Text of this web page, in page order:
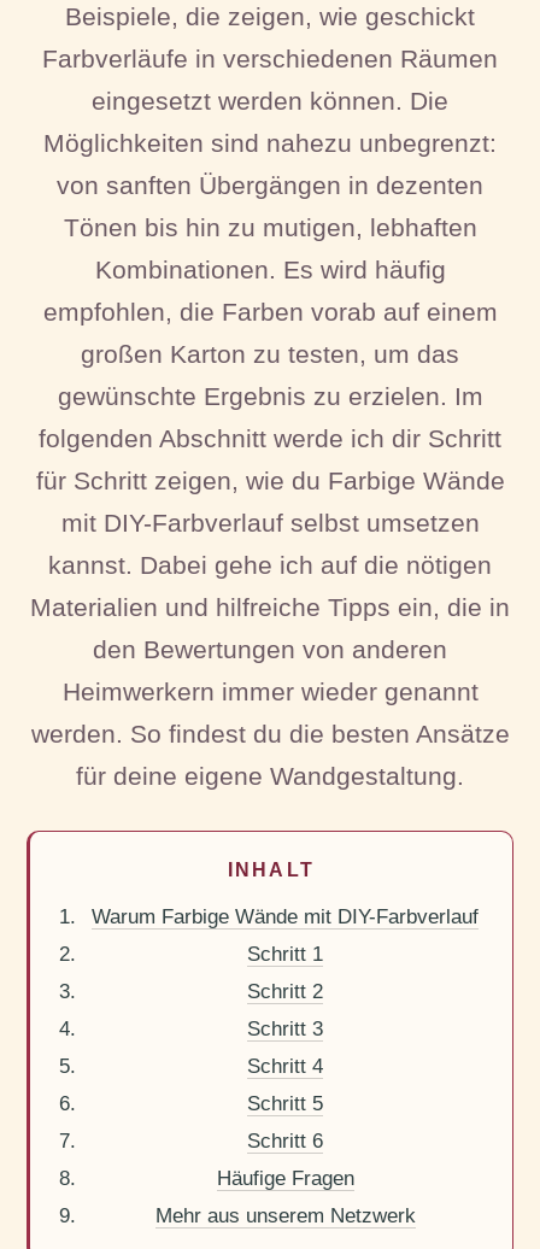
Beispiele, die zeigen, wie geschickt
Farbverläufe in verschiedenen Räumen
eingesetzt werden können. Die
Möglichkeiten sind nahezu unbegrenzt:
von sanften Übergängen in dezenten
Tönen bis hin zu mutigen, lebhaften
Kombinationen. Es wird häufig
empfohlen, die Farben vorab auf einem
großen Karton zu testen, um das
gewünschte Ergebnis zu erzielen. Im
folgenden Abschnitt werde ich dir Schritt
für Schritt zeigen, wie du Farbige Wände
mit DIY-Farbverlauf selbst umsetzen
kannst. Dabei gehe ich auf die nötigen
Materialien und hilfreiche Tipps ein, die in
den Bewertungen von anderen
Heimwerkern immer wieder genannt
werden. So findest du die besten Ansätze
für deine eigene Wandgestaltung.
INHALT
Warum Farbige Wände mit DIY-Farbverlauf
Schritt 1
Schritt 2
Schritt 3
Schritt 4
Schritt 5
Schritt 6
Häufige Fragen
Mehr aus unserem Netzwerk